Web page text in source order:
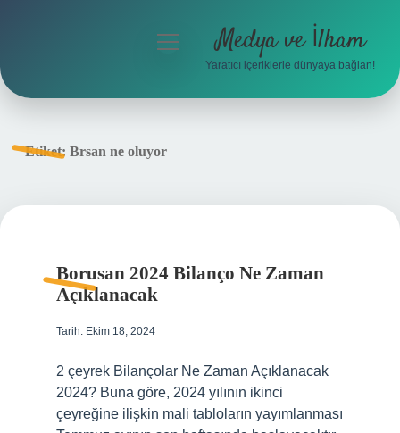
menüyü
Medya ve İlham
Yaratıcı içeriklerle dünyaya bağlan!
Etiket: Brsan ne oluyor
Borusan 2024 Bilanço Ne Zaman
Açıklanacak
Tarih: Ekim 18, 2024
2 çeyrek Bilançolar Ne Zaman Açıklanacak
2024? Buna göre, 2024 yılının ikinci
çeyreğine ilişkin mali tabloların yayımlanması